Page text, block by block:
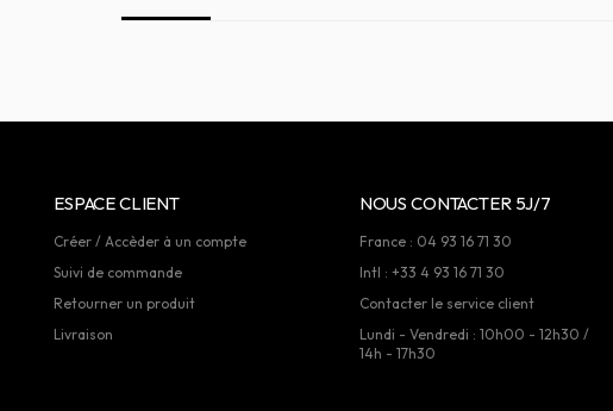
ESPACE CLIENT
Créer / Accèder à un compte
Suivi de commande
Retourner un produit
Livraison
NOUS CONTACTER 5J/7
France : 04 93 16 71 30
Intl : +33 4 93 16 71 30
Contacter le service client
Lundi - Vendredi : 10h00 - 12h30 /
14h - 17h30